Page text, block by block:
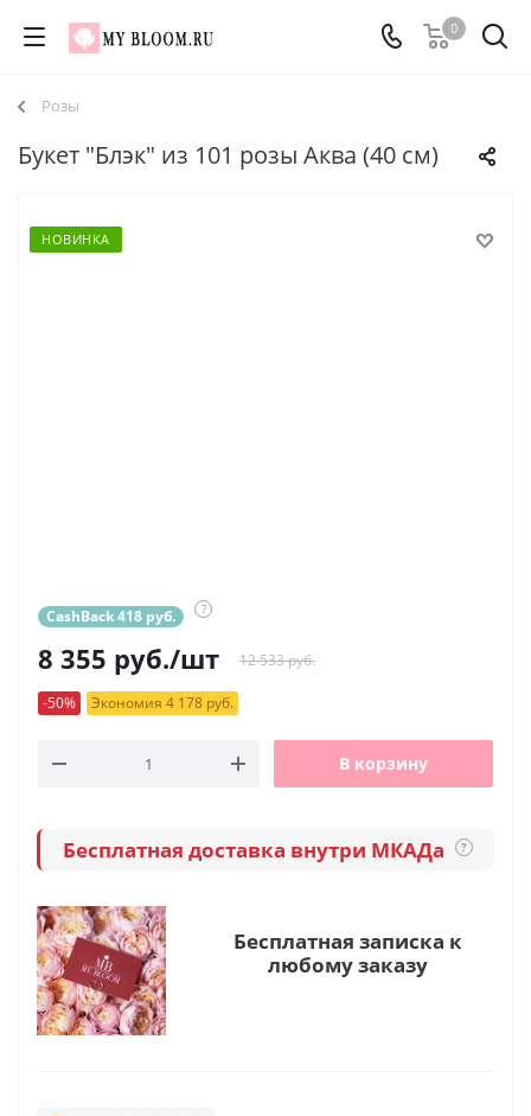
0
Розы
Букет "Блэк" из 101 розы Аква (40 см)
НОВИНКА
CashBack 418 руб. ?
8 355 руб./шт 12 533 руб.
-50% Экономия 4 178 руб.
В корзину
Бесплатная доставка внутри МКАДа ?
Бесплатная записка к
любому заказу